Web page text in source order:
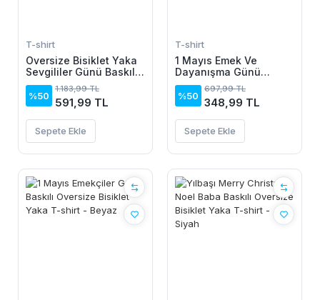
T-shirt
Oversize Bisiklet Yaka
Sevgililer Günü Baskılı
Sweatshirt - Beyaz
%50
1.183,99 TL
591,99 TL
Sepete Ekle
T-shirt
1 Mayıs Emek Ve
Dayanışma Günü
Baskılı Oversize Bisiklet
Yaka T-shirt - Beyaz
%50
697,99 TL
348,99 TL
Sepete Ekle